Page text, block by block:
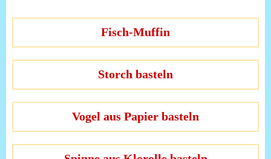
Fisch-Muffin
Storch basteln
Vogel aus Papier basteln